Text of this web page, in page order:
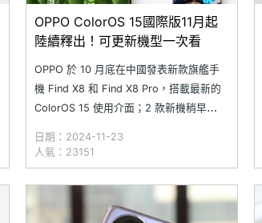
OPPO ColorOS 15國際版11月起
陸續釋出！可更新機型一次看
OPPO 於 10 月底在中國發表新款旗艦手
機 Find X8 和 Find X8 Pro，搭載最新的
ColorOS 15 使用介面；2 款新機稍早
OPPO Find X8 系列產品其實在台灣發表
會前一天（11/11），率先於印尼推出國際
版。該場發表會還
日期：2024-11-23
人氣：23151